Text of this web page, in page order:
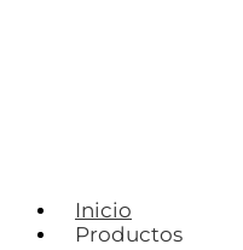
Inicio
Productos